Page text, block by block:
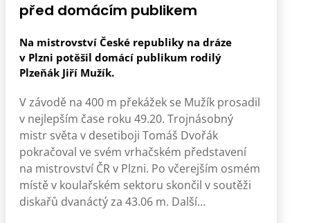
před domácím publikem
Na mistrovství České republiky na dráze
v Plzni potěšil domácí publikum rodilý
Plzeňák Jiří Mužík.
V závodě na 400 m překážek se Mužík prosadil
v nejlepším čase roku 49.20. Trojnásobný
mistr světa v desetiboji Tomáš Dvořák
pokračoval ve svém vrhačském představení
na mistrovství ČR v Plzni. Po včerejším osmém
místě v koulařském sektoru skončil v soutěži
diskařů dvanáctý za 43.06 m. Další…